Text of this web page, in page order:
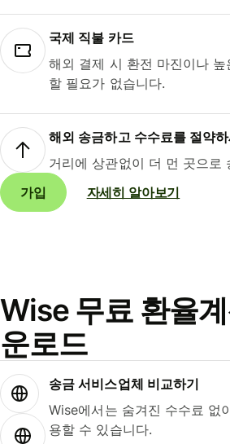
국제 직불 카드
해외 결제 시 환전 마진이나
할 필요가 없습니다.
해외 송금하고 수수료를 절약
거리에 상관없이 더 먼 곳으로
가입
자세히 알아보기
Wise 무료 환율
운로드
송금 서비스업체 비교하기
Wise에서는 숨겨진 수수료 없
용할 수 있습니다.